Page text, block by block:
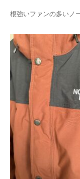
根強いファンの多いノ